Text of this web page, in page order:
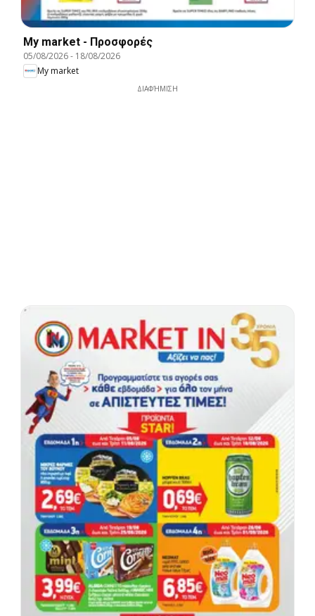
My market - Προσφορές
05/08/2026- 18/08/2026
My market
ΔΙΑΦΉΜΙΣΗ